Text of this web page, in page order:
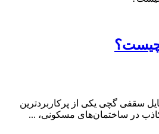
سقفی گچی یکی از پرکاربردترین
در ساختمان‌های مسکونی، ...